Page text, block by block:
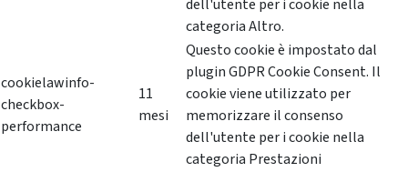
dell'utente per i cookie nella
categoria Altro.
cookielawinfo-
checkbox-
performance
11
mesi
Questo cookie è impostato dal
plugin GDPR Cookie Consent. Il
cookie viene utilizzato per
memorizzare il consenso
dell'utente per i cookie nella
categoria Prestazioni